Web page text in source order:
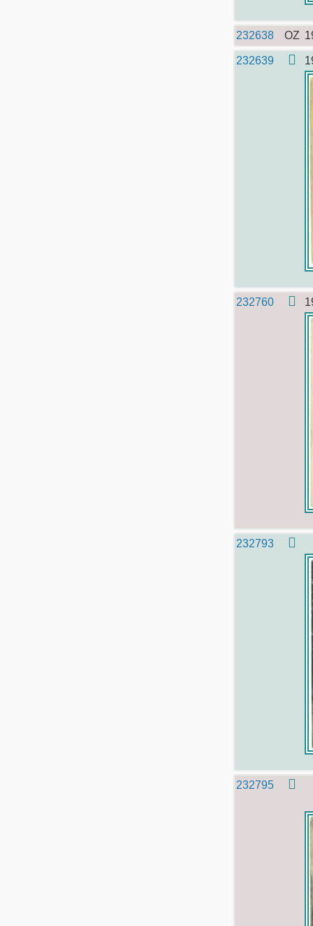
232638 OZ
232639
232760
232793
232795